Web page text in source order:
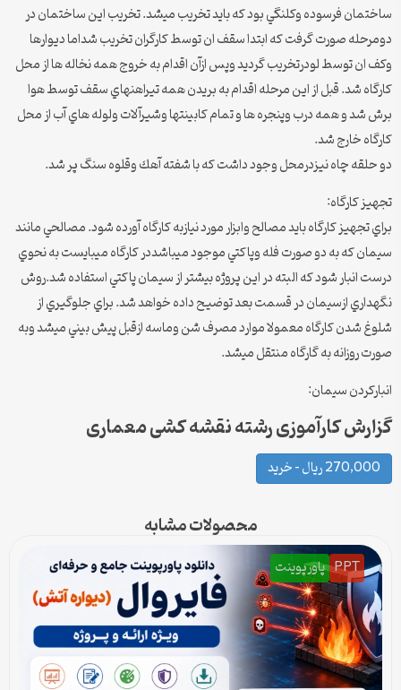
ساختمان فرسوده وكلنگي بود كه بايد تخريب ميشد. تخريب اين ساختمان در
دومرحله صورت گرفت كه ابتدا سقف ان توسط كارگران تخريب شداما ديوارها
وكف ان توسط لودرتخريب گرديد وپس ازآن اقدام به خروج همه نخاله ها از محل
كارگاه شد. قبل از اين مرحله اقدام به بريدن همه تيراهنهاي سقف توسط هوا
برش شد و همه درب وپنجره ها و تمام كابينتها وشيرآلات ولوله هاي آب از محل
كارگاه خارج شد.
دو حلقه چاه نيزدرمحل وجود داشت كه با شفته آهك وقلوه سنگ پر شد.
تجهيز كارگاه:
براي تجهيز كارگاه بايد مصالح وابزار مورد نيازبه كارگاه آورده شود. مصالحي مانند
سيمان كه به دو صورت فله وپاكتي موجود ميباشددر كارگاه ميبايست به نحوي
درست انبار شود كه البته در اين پروژه بيشتر از سيمان پاكتي استفاده شد.روش
نگهداري ازسيمان در قسمت بعد توضيح داده خواهد شد. براي جلوگيري از
شلوغ شدن كارگاه معمولا موارد مصرف شن وماسه ازقبل پيش بيني ميشد وبه
صورت روزانه به گارگاه منتقل ميشد.
انباركردن سيمان:
گزارش کارآموزی رشته نقشه کشی معماری
270,000 ریال – خرید
محصولات مشابه
PPT پاورپوینت